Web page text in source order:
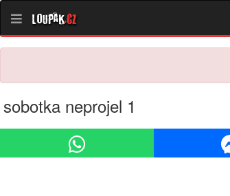
Loupak.cz
sobotka neprojel 1